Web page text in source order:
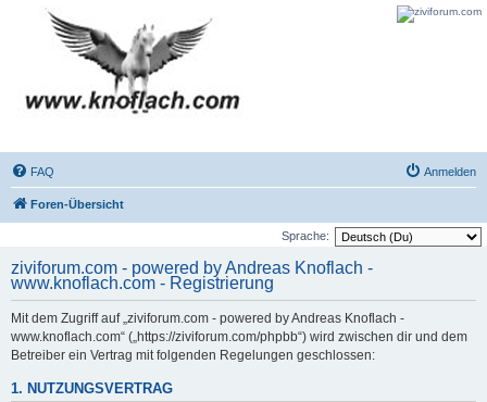
FAQ Anmelden
Foren-Übersicht
Sprache:
ziviforum.com - powered by Andreas Knoflach -
www.knoflach.com - Registrierung
Mit dem Zugriff auf „ziviforum.com - powered by Andreas Knoflach -
www.knoflach.com“ („https://ziviforum.com/phpbb“) wird zwischen dir und dem
Betreiber ein Vertrag mit folgenden Regelungen geschlossen:
1. NUTZUNGSVERTRAG